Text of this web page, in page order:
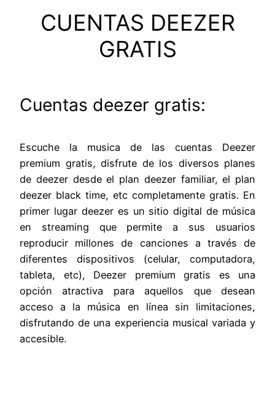
CUENTAS DEEZER
GRATIS
Cuentas deezer gratis:
Escuche la musica de las cuentas Deezer
premium gratis, disfrute de los diversos planes
de deezer desde el plan deezer familiar, el plan
deezer black time, etc completamente gratis. En
primer lugar deezer es un sitio digital de música
en streaming que permite a sus usuarios
reproducir millones de canciones a través de
diferentes dispositivos (celular, computadora,
tableta, etc), Deezer premium gratis es una
opción atractiva para aquellos que desean
acceso a la música en línea sin limitaciones,
disfrutando de una experiencia musical variada y
accesible.